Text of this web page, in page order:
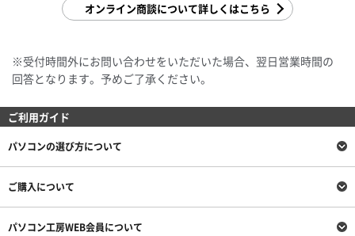
オンライン商談について詳しくはこちら
※受付時間外にお問い合わせをいただいた場合、翌日営業時間の
回答となります。予めご了承ください。
ご利用ガイド
パソコンの選び方について
ご購入について
パソコン工房WEB会員について